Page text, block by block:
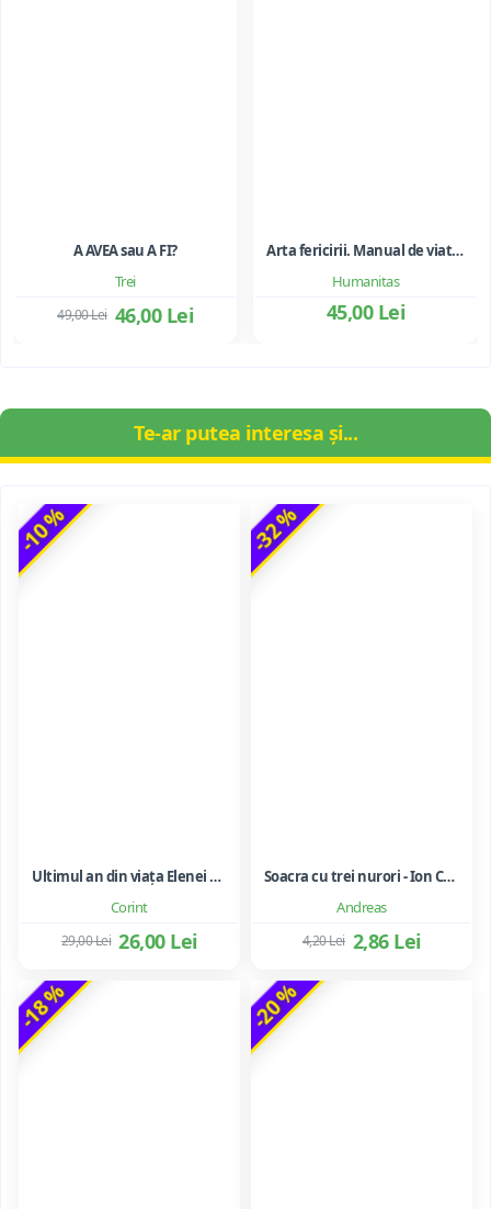
Trei
A AVEA sau A FI?
46,00 Lei
49,00 Lei
Humanitas
Arta fericirii. Manual de viata - Dalai Lama, Howard C. Cutler
45,00 Lei
Te-ar putea interesa și...
-10 %
Corint
Ultimul an din viața Elenei Ceaușescu - LAVINIA BETEA
26,00 Lei
29,00 Lei
-32 %
Andreas
Soacra cu trei nurori - Ion Creanga
2,86 Lei
4,20 Lei
-18 % -20 %